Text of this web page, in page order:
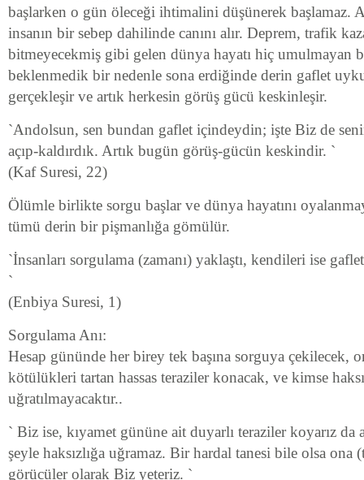
başlarken o gün öleceği ihtimalini düşünerek başlamaz.
insanın bir sebep dahilinde canını alır. Deprem, trafik
bitmeyecekmiş gibi gelen dünya hayatı hiç umulmayan
beklenmedik bir nedenle sona erdiğinde derin gaflet
gerçekleşir ve artık herkesin görüş gücü keskinleşir.
`Andolsun, sen bundan gaflet içindeydin; işte Biz de
açıp-kaldırdık. Artık bugün görüş-gücün keskindir. `
(Kaf Suresi, 22)
Ölümle birlikte sorgu başlar ve dünya hayatını
tümü derin bir pişmanlığa gömülür.
`İnsanları sorgulama (zamanı) yaklaştı, kendileri ise
`
(Enbiya Suresi, 1)
Sorgulama Anı:
Hesap gününde her birey tek başına sorguya çekilecek,
kötülükleri tartan hassas teraziler konacak, ve kimse
uğratılmayacaktır..
` Biz ise, kıyamet gününe ait duyarlı teraziler koyarız
şeyle haksızlığa uğramaz. Bir hardal tanesi bile olsa ona
görücüler olarak Biz yeteriz. `